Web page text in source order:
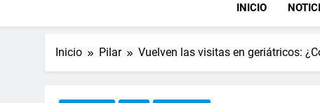
INICIO
Inicio Pilar Vuelven las visitas en geriátricos: